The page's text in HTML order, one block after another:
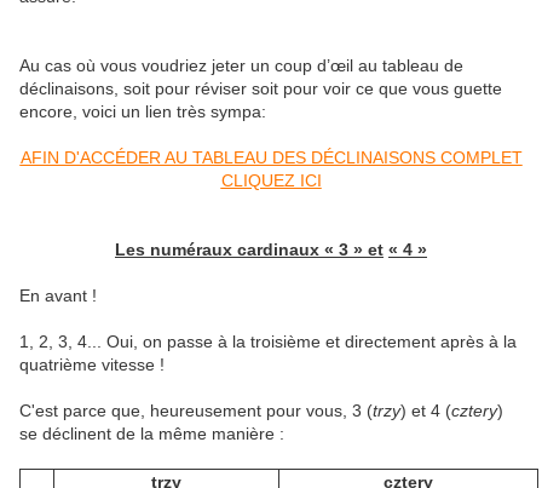
Au cas où vous voudriez jeter un coup d’œil au tableau de
déclinaisons, soit pour réviser soit pour voir ce que vous guette
encore, voici un lien très sympa:
AFIN D'ACCÉDER AU TABLEAU DES DÉCLINAISONS COMPLET
CLIQUEZ ICI
Les numéraux cardinaux « 3 » et « 4 »
En avant !
1, 2, 3, 4... Oui, on passe à la troisième et directement après à la
quatrième vitesse !
C'est parce que, heureusement pour vous, 3 (trzy) et 4 (cztery)
se déclinent de la même manière :
trzy cztery